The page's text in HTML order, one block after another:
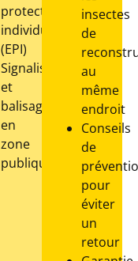
protection
individuelle
(EPI)
Signalisation
et
balisage
en
zone
publique
insectes
de
au
même
endroit
Conseils
de
pour
éviter
un
retour